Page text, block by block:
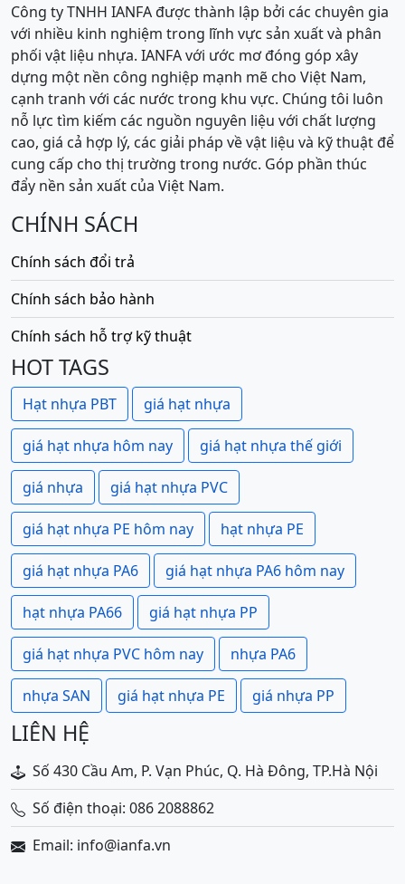
Công ty TNHH IANFA được thành lập bởi các chuyên gia
với nhiều kinh nghiệm trong lĩnh vực sản xuất và phân
phối vật liệu nhựa. IANFA với ước mơ đóng góp xây
dựng một nền công nghiệp mạnh mẽ cho Việt Nam,
cạnh tranh với các nước trong khu vực. Chúng tôi luôn
nỗ lực tìm kiếm các nguồn nguyên liệu với chất lượng
cao, giá cả hợp lý, các giải pháp về vật liệu và kỹ thuật để
cung cấp cho thị trường trong nước. Góp phần thúc
đẩy nền sản xuất của Việt Nam.
CHÍNH SÁCH
Chính sách đổi trả
Chính sách bảo hành
Chính sách hỗ trợ kỹ thuật
HOT TAGS
Hạt nhựa PBT giá hạt nhựa
giá hạt nhựa hôm nay giá hạt nhựa thế giới
giá nhựa giá hạt nhựa PVC
giá hạt nhựa PE hôm nay hạt nhựa PE
giá hạt nhựa PA6 giá hạt nhựa PA6 hôm nay
hạt nhựa PA66 giá hạt nhựa PP
giá hạt nhựa PVC hôm nay nhựa PA6
nhựa SAN giá hạt nhựa PE giá nhựa PP
LIÊN HỆ
Số 430 Cầu Am, P. Vạn Phúc, Q. Hà Đông, TP.Hà Nội
Số điện thoại: 086 2088862
Email: info@ianfa.vn